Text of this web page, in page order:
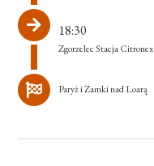
18:30
Zgorzelec Stacja Citronex
Paryż i Zamki nad Loarą